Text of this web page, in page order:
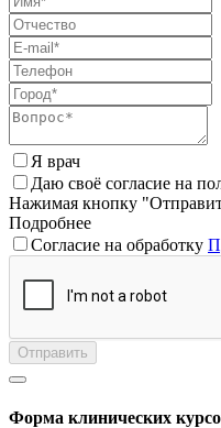
Я врач
Даю своё согласие на
Нажимая кнопку
Подробнее
Согласие на обработку
Отправить
Форма клинических